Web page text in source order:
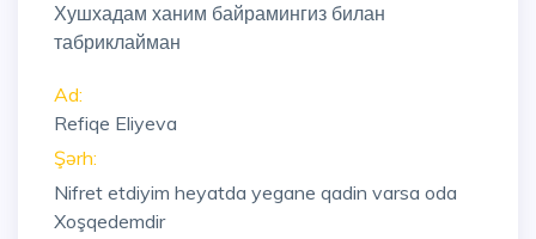
Хушхадам ханим байрамингиз билан
табриклайман
Ad:
Refiqe Eliyeva
Şərh:
Nifret etdiyim heyatda yegane qadin varsa oda
Xoşqedemdir